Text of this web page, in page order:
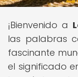
¡Bienvenido a
las palabras
fascinante
el significado